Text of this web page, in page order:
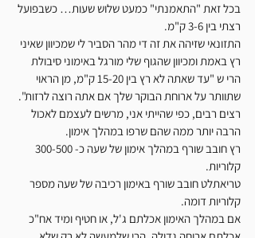
בכל זאת "התאמנתי" כמעט שלוש שעות… כשבפועל
רצתי בין 3-6 ק"מ.
התזונאי שזיהה את זה די מהר הסביר לי שמכיוון שאיני
רץ באמת ומכיוון שהגוף שלי מורגל באימוני סיבולת
הרי ש "עד שאתה לא רץ בין 15-20 ק"מ, מן הראוי
שתוותר על ארוחת הבוקר שלך אם אתה רוצה לרזות".
רצים רבים, כפי שהייתי אני, מרשים לעצמם לאכול
הרבה יותר ממה שהם שרפו במהלך אימון.
קלוריות.
טריאתלט חובב שורף באימון רכיבה של שעה מספר
קלוריות דומה.
אם במהלך האימון אכלתם ג'ל, או חטיף ומיד אח"כ